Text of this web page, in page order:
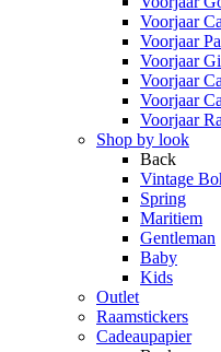
Voorjaar
Voorjaar
Voorjaar
Voorjaar
Voorjaar
Voorjaar
Shop by look
Back
Vintage
Spring
Maritiem
Gentleman
Baby
Kids
Outlet
Raamstickers
Cadeaupapier